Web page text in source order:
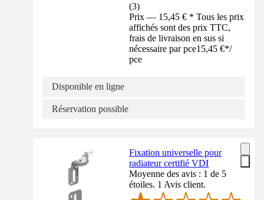
(3)
Prix — 15,45 € * Tous les prix
affichés sont des prix TTC,
frais de livraison en sus si
nécessaire par pce15,45 €*/
pce
Disponible en ligne
Réservation possible
Fixation universelle pour
radiateur certifié VDI
Moyenne des avis : 1 de 5
étoiles. 1 Avis client.